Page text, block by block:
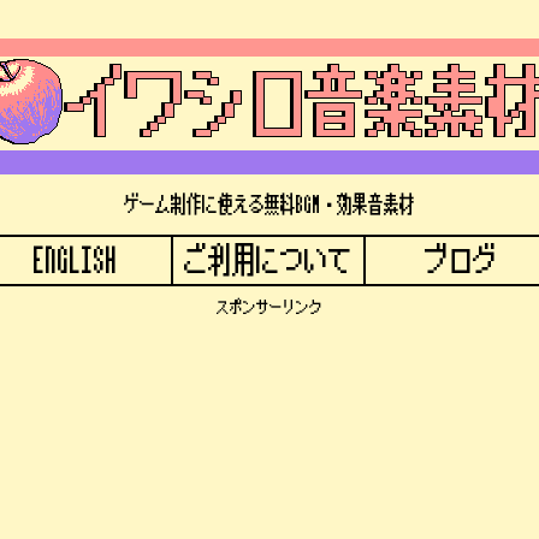
ゲーム制作に使える無料BGM・効果音素材
ENGLISH ご利用について ブログ
スポンサーリンク